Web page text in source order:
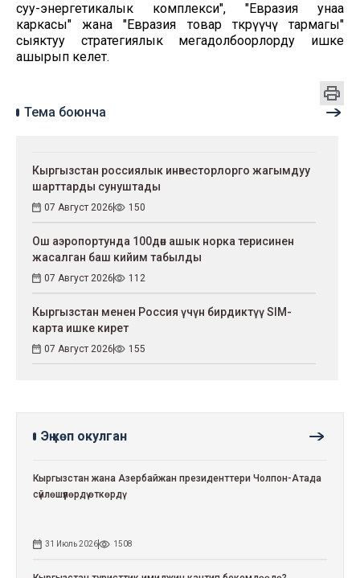
суу-энергетикалык комплекси", "Евразия унаа
каркасы" жана "Евразия товар өткөрүүчү тармагы"
сыяктуу стратегиялык мегадолбоорлорду ишке
ашырып келет.
Тема боюнча
Кыргызстан россиялык инвесторлорго жагымдуу
шарттарды сунуштады
07 Август 2026 150
Ош аэропортунда 100дөн ашык норка терисинен
жасалган баш кийим табылды
07 Август 2026 112
Кыргызстан менен Россия үчүн бирдиктүү SIM-
карта ишке кирет
07 Август 2026 155
Эң көп окулган
Кыргызстан жана Азербайжан президенттери Чолпон-Атада
сүйлөшүүлөрдү өткөрдү
31 Июль 2026 1508